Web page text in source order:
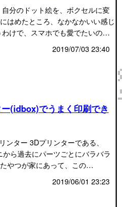
分のドット絵を、ボクセルに変
はめたところ、なかなかいい感じ
けで、スマホでも愛でたいの…
2019/07/03 23:40
(idbox)でうまく印刷でき
ター 3Dプリンターである、
ら過去にパーツごとにバラバラ
やつが家にあって、この…
2019/06/01 23:23